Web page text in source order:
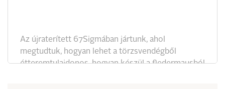
Az újraterített 67Sigmában jártunk, ahol
megtudtuk, hogyan lehet a törzsvendégből
étteremtulajdonos, hogyan készül a fledermausból